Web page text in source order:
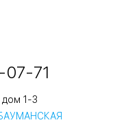
71
дом 1-3